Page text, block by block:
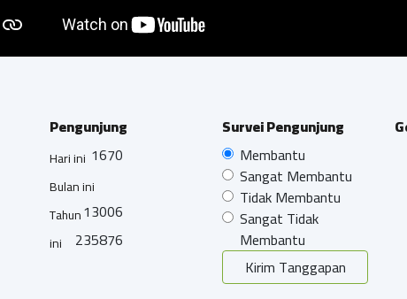
Pengunjung
Hari ini 1670
Bulan ini
13006
Tahun
ini
235876
Survei Pengunjung
Membantu
Sangat Membantu
Tidak Membantu
Sangat Tidak
Membantu
Kirim Tanggapan